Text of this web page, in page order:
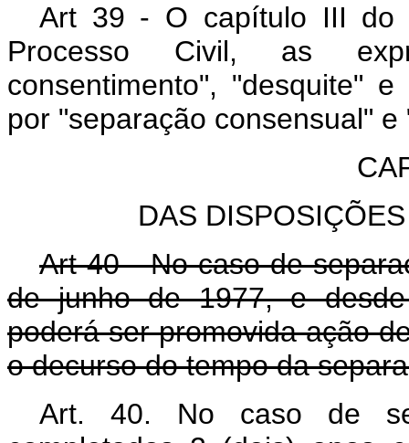
Art 39 - O capítulo III do
Processo Civil, as
consentimento", "desquite"
por "separação consensual"
DAS
Art 40 - No caso de
de junho de 1977, e
poderá ser promovida ação
o decurso do tempo da
Art. 40. No caso de